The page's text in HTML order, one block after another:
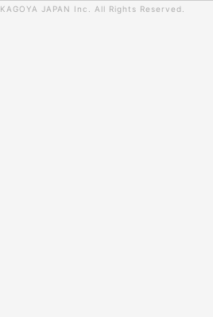
KAGOYA JAPAN Inc. All Rights Reserved.